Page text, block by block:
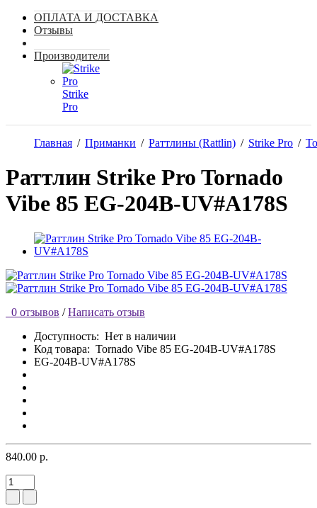
ОПЛАТА И ДОСТАВКА
Отзывы
Производители
Strike
Pro
Главная / Приманки / Раттлины (Rattlin) / Strike Pro /
Раттлин Strike Pro Tornado
Vibe 85 EG-204B-UV#A178S
0 отзывов / Написать отзыв
Доступность: Нет в наличии
Код товара: Tornado Vibe 85 EG-204B-UV#A178S
EG-204B-UV#A178S
840.00 р.